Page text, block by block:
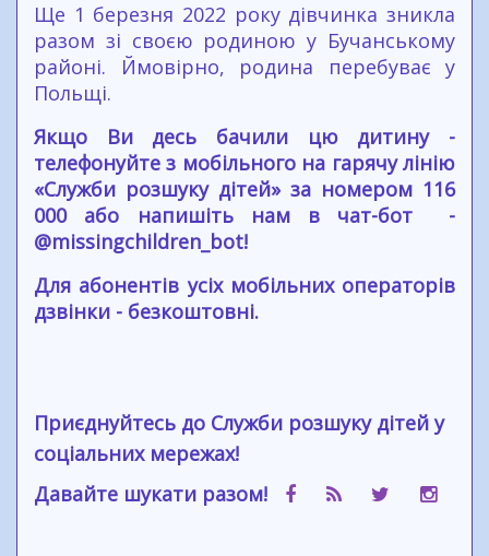
Ще 1 березня 2022 року дівчинка зникла
разом зі своєю родиною у Бучанському
районі. Ймовірно, родина перебуває у
Польщі.
Якщо Ви десь бачили цю дитину -
телефонуйте з мобільного на гарячу лінію
«Служби розшуку дітей» за номером 116
000 або напишіть нам в чат-бот -
@missingchildren_bot!
Для абонентів усіх мобільних операторів
дзвінки - безкоштовні.
Приєднуйтесь до Служби розшуку дітей у
соціальних мережах!
Давайте шукати разом!